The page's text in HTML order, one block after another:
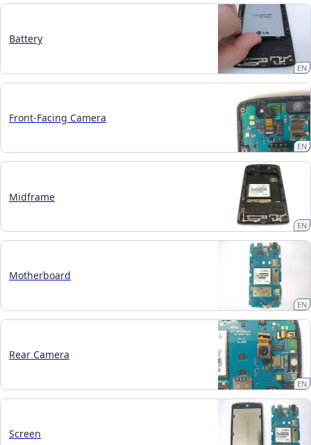
Battery
EN
Front-Facing Camera
EN
Midframe
EN
Motherboard
EN
Rear Camera
EN
Screen